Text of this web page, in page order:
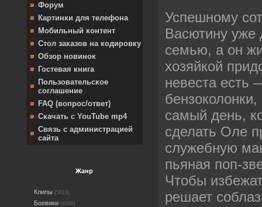
Форум
Картинки для телефона
Мобильный контент
Стол заказов на кодировку
Обзор новинок
Гостевая книга
Пользовательское
соглашение
FAQ (вопрос/ответ)
Скачать с YouTube mp4
Связь с администрацией
сайта
Жанр
Клипы [5614]
Боевики [4398]
Успешному
Васютину уже
семью, а он
хозяйкой
невеста есть
самый день,
сделать Оле
служебную
пьяная поп-
Чтобы
решает